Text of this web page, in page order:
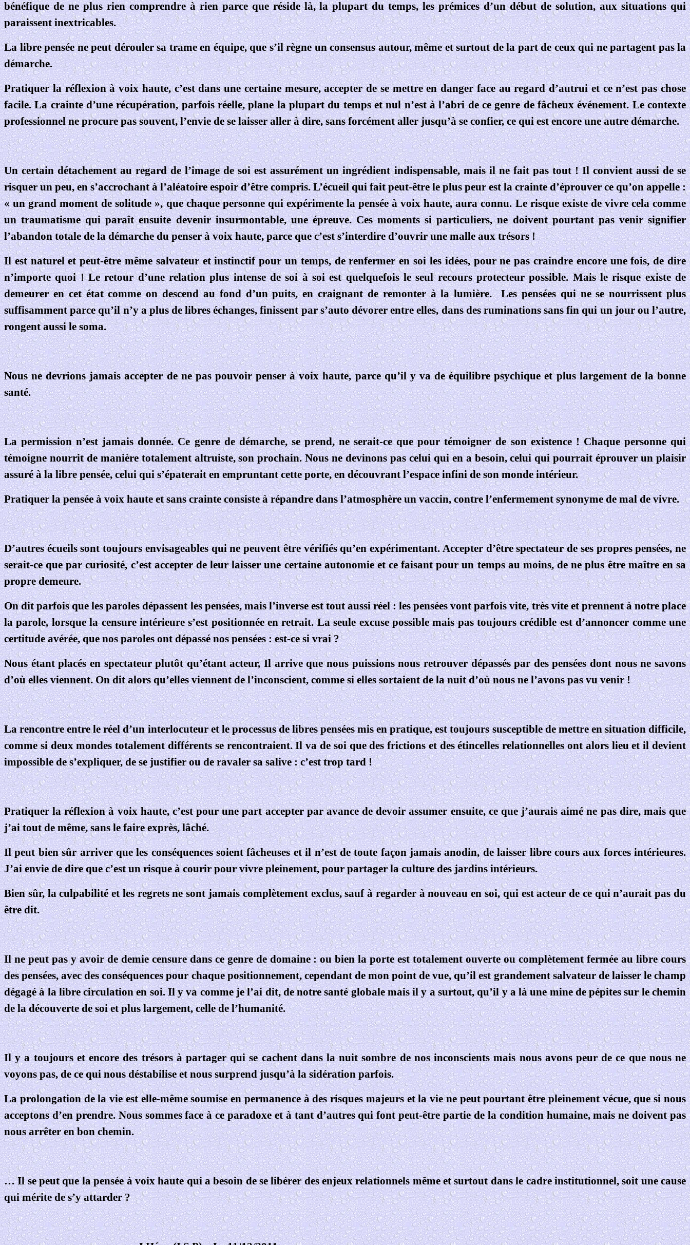
bénéfique de ne plus rien comprendre à rien parce que réside là, la plupart du temps, les prémices d’un début de solution, aux situations qui
paraissent inextricables.
La libre pensée ne peut dérouler sa trame en équipe, que s’il règne un consensus autour, même et surtout de la part de ceux qui ne partagent pas la
démarche.
Pratiquer la réflexion à voix haute, c’est dans une certaine mesure, accepter de se mettre en danger face au regard d’autrui et ce n’est pas chose
facile. La crainte d’une récupération, parfois réelle, plane la plupart du temps et nul n’est à l’abri de ce genre de fâcheux événement. Le contexte
professionnel ne procure pas souvent, l’envie de se laisser aller à dire, sans forcément aller jusqu’à se confier, ce qui est encore une autre démarche.
Un certain détachement au regard de l’image de soi est assurément un ingrédient indispensable, mais il ne fait pas tout ! Il convient aussi de se
risquer un peu, en s’accrochant à l’aléatoire espoir d’être compris. L’écueil qui fait peut-être le plus peur est la crainte d’éprouver ce qu’on appelle :
« un grand moment de solitude », que chaque personne qui expérimente la pensée à voix haute, aura connu. Le risque existe de vivre cela comme
un traumatisme qui paraît ensuite devenir insurmontable, une épreuve. Ces moments si particuliers, ne doivent pourtant pas venir signifier
l’abandon totale de la démarche du penser à voix haute, parce que c’est s’interdire d’ouvrir une malle aux trésors !
Il est naturel et peut-être même salvateur et instinctif pour un temps, de renfermer en soi les idées, pour ne pas craindre encore une fois, de dire
n’importe quoi ! Le retour d’une relation plus intense de soi à soi est quelquefois le seul recours protecteur possible. Mais le risque existe de
demeurer en cet état comme on descend au fond d’un puits, en craignant de remonter àla lumière. Lespensées qui ne se nourrissent plus
suffisamment parce qu’il n’y a plus de libres échanges, finissent par s’auto dévorer entre elles, dans des ruminations sans fin qui un jour ou l’autre,
rongent aussi le soma.
Nous ne devrions jamais accepter de ne pas pouvoir penser à voix haute, parce qu’il y va de équilibre psychique et plus largement de la bonne
santé.
La permission n’est jamais donnée. Ce genre de démarche, se prend, ne serait-ce que pour témoigner de son existence ! Chaque personne qui
témoigne nourrit de manière totalement altruiste, son prochain. Nous ne devinons pas celui qui en a besoin, celui qui pourrait éprouver un plaisir
assuré à la libre pensée, celui qui s’épaterait en empruntant cette porte, en découvrant l’espace infini de son monde intérieur.
Pratiquer la pensée à voix haute et sans crainte consiste à répandre dans l’atmosphère un vaccin, contre l’enfermement synonyme de mal de vivre.
D’autres écueils sont toujours envisageables qui ne peuvent être vérifiés qu’en expérimentant. Accepter d’être spectateur de ses propres pensées, ne
serait-ce que par curiosité, c’est accepter de leur laisser une certaine autonomie et ce faisant pour un temps au moins, de ne plus être maître en sa
propre demeure.
On dit parfois que les paroles dépassent les pensées, mais l’inverse est tout aussi réel : les pensées vont parfois vite, très vite et prennent à notre place
la parole, lorsque la censure intérieure s’est positionnée en retrait. La seule excuse possible mais pas toujours crédible est d’annoncer comme une
certitude avérée, que nos paroles ont dépassé nos pensées : est-ce si vrai ?
Nous étant placés en spectateur plutôt qu’étant acteur, Il arrive que nous puissions nous retrouver dépassés par des pensées dont nous ne savons
d’où elles viennent. On dit alors qu’elles viennent de l’inconscient, comme si elles sortaient de la nuit d’où nous ne l’avons pas vu venir !
La rencontre entre le réel d’un interlocuteur et le processus de libres pensées mis en pratique, est toujours susceptible de mettre en situation difficile,
comme si deux mondes totalement différents se rencontraient. Il va de soi que des frictions et des étincelles relationnelles ont alors lieu et il devient
impossible de s’expliquer, de se justifier ou de ravaler sa salive : c’est trop tard !
Pratiquer la réflexion à voix haute, c’est pour une part accepter par avance de devoir assumer ensuite, ce que j’aurais aimé ne pas dire, mais que
j’ai tout de même, sans le faire exprès, lâché.
Il peut bien sûr arriver que les conséquences soient fâcheuses et il n’est de toute façon jamais anodin, de laisser libre cours aux forces intérieures.
J’ai envie de dire que c’est un risque à courir pour vivre pleinement, pour partager la culture des jardins intérieurs.
Bien sûr, la culpabilité et les regrets ne sont jamais complètement exclus, sauf à regarder à nouveau en soi, qui est acteur de ce qui n’aurait pas du
être dit.
Il ne peut pas y avoir de demie censure dans ce genre de domaine : ou bien la porte est totalement ouverte ou complètement fermée au libre cours
des pensées, avec des conséquences pour chaque positionnement, cependant de mon point de vue, qu’il est grandement salvateur de laisser le champ
dégagé à la libre circulation en soi. Il y va comme je l’ai dit, de notre santé globale mais il y a surtout, qu’il y a là une mine de pépites sur le chemin
de la découverte de soi et plus largement, celle de l’humanité.
Il y a toujours et encore des trésors à partager qui se cachent dans la nuit sombre de nos inconscients mais nous avons peur de ce que nous ne
voyons pas, de ce qui nous déstabilise et nous surprend jusqu’à la sidération parfois.
La prolongation de la vie est elle-même soumise en permanence à des risques majeurs et la vie ne peut pourtant être pleinement vécue, que si nous
acceptons d’en prendre. Nous sommes face à ce paradoxe et à tant d’autres qui font peut-être partie de la condition humaine, mais ne doivent pas
nous arrêter en bon chemin.
… Il se peut que la pensée à voix haute qui a besoin de se libérer des enjeux relationnels même et surtout dans le cadre institutionnel, soit une cause
qui mérite de s’y attarder ?